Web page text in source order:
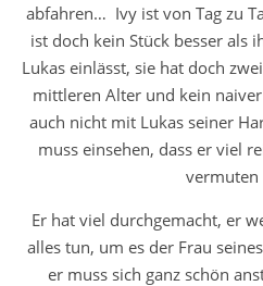
abfahren… Ivy ist von Tag zu
ist doch kein Stück besser als
Lukas einlässt, sie hat doch
mittleren Alter und kein
auch nicht mit Lukas seiner
muss einsehen, dass er viel
vermuten
Er hat viel durchgemacht, er
alles tun, um es der Frau
er muss sich ganz schön